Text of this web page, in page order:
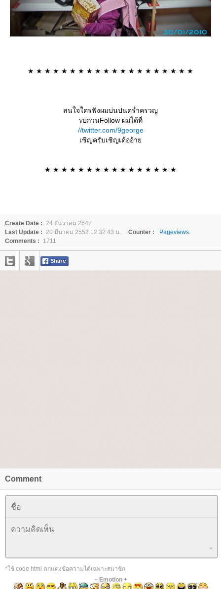
★ ★ ★ ★ ★ ★ ★ ★ ★ ★ ★ ★ ★ ★ ★ ★ ★ ★ ★ ★
สนใจใคร่ฟังผมบ่นปนคร่ำครวญ
รบกวนFollow ผมได้ที่
//twitter.com/9george
เชิญครับเชิญเด้ออ้า
★ ★ ★ ★ ★ ★ ★ ★ ★ ★ ★ ★ ★ ★ ★ ★
Create Date :
24 ธันวาคม 2547
Last Update :
20 มีนาคม 2553 12:32:43 น. Counter :
Pageviews.
Comments :
1711
Comment
*ใช้ code html ตกแต่งข้อความได้เฉพาะสมาชิก
+ Emotion+